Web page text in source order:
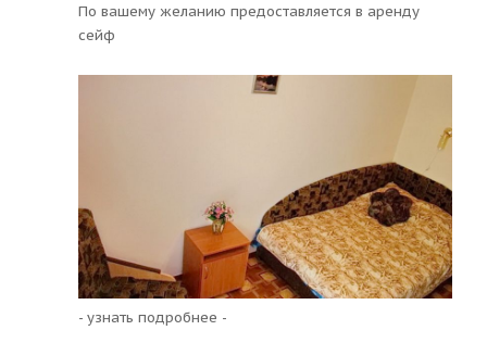
По вашему желанию предоставляется в аренду
сейф
- узнать подробнее -